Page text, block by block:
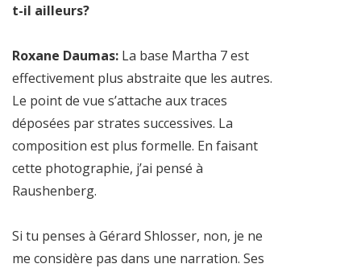
t-il ailleurs?
Roxane Daumas: La base Martha 7 est
effectivement plus abstraite que les autres.
Le point de vue s’attache aux traces
déposées par strates successives. La
composition est plus formelle. En faisant
cette photographie, j’ai pensé à
Raushenberg.
Si tu penses à Gérard Shlosser, non, je ne
me considère pas dans une narration. Ses